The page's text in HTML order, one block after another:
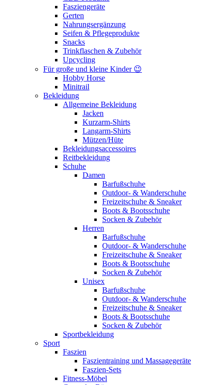
Fasziengeräte
Gerten
Nahrungsergänzung
Seifen & Pflegeprodukte
Snacks
Trinkflaschen & Zubehör
Upcycling
Für große und kleine Kinder 😉
Hobby Horse
Minitrail
Bekleidung
Allgemeine Bekleidung
Jacken
Kurzarm-Shirts
Langarm-Shirts
Mützen/Hüte
Bekleidungsaccessoires
Reitbekleidung
Schuhe
Damen
Barfußschuhe
Outdoor- & Wanderschuhe
Freizeitschuhe & Sneaker
Boots & Bootsschuhe
Socken & Zubehör
Herren
Barfußschuhe
Outdoor- & Wanderschuhe
Freizeitschuhe & Sneaker
Boots & Bootsschuhe
Socken & Zubehör
Unisex
Barfußschuhe
Outdoor- & Wanderschuhe
Freizeitschuhe & Sneaker
Boots & Bootsschuhe
Socken & Zubehör
Sportbekleidung
Sport
Faszien
Faszientraining und Massagegeräte
Faszien-Sets
Fitness-Möbel